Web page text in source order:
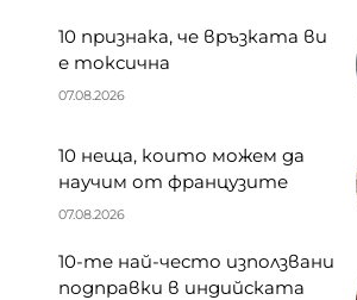
10 признака, че връзката ви
е токсична
07.08.2026
10 неща, които можем да
научим от французите
07.08.2026
10-те най-често използвани
подправки в индийската